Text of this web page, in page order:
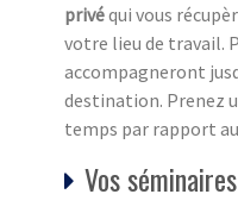
privéqui vous
votre lieu de travail.
accompagneront
destination. Prenez
temps par rapport au
Vos